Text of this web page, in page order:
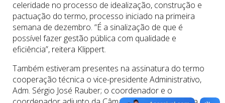
celeridade no processo de idealização, construção e
pactuação do termo, processo iniciado na primeira
semana de dezembro. “É a sinalização de que é
possível fazer gestão pública com qualidade e
eficiência”, reitera Klippert.
Também estiveram presentes na assinatura do termo
cooperação técnica o vice-presidente Administrativo,
Adm. Sérgio José Rauber; o coordenador e o